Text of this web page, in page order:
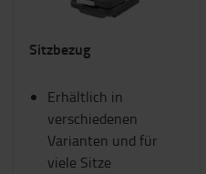
Sitzbezug
Erhältlich in
verschiedenen
Varianten und für
viele Sitze